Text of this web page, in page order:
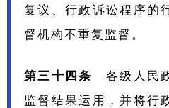
复议、行政诉讼程序的
督机构不重复监督。
第三十四条
各级人民
监督结果运用，并将行